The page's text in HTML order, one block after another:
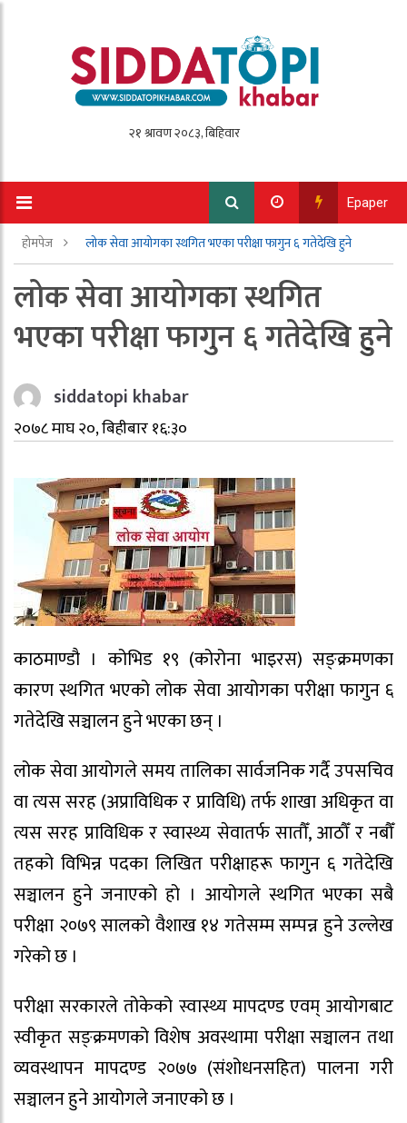
Epaper
होमपेज लोक सेवा आयोगका स्थगित भएका परीक्षा फागुन ६ गतेदेखि हुने
लोक सेवा आयोगका स्थगित
भएका परीक्षा फागुन ६ गतेदेखि हुने
siddatopi khabar
२०७८ माघ २०, बिहीबार १६:३०
काठमाण्डौ । कोभिड १९ (कोरोना भाइरस) सङ्क्रमणका
कारण स्थगित भएको लोक सेवा आयोगका परीक्षा फागुन ६
गतेदेखि सञ्चालन हुने भएका छन् ।
लोक सेवा आयोगले समय तालिका सार्वजनिक गर्दै उपसचिव
वा त्यस सरह (अप्राविधिक र प्राविधि) तर्फ शाखा अधिकृत वा
त्यस सरह प्राविधिक र स्वास्थ्य सेवातर्फ सातौँ, आठौँ र नबौँ
तहको विभिन्न पदका लिखित परीक्षाहरू फागुन ६ गतेदेखि
सञ्चालन हुने जनाएको हो । आयोगले स्थगित भएका सबै
परीक्षा २०७९ सालको वैशाख १४ गतेसम्म सम्पन्न हुने उल्लेख
गरेको छ ।
परीक्षा सरकारले तोकेको स्वास्थ्य मापदण्ड एवम् आयोगबाट
स्वीकृत सङ्क्रमणको विशेष अवस्थामा परीक्षा सञ्चालन तथा
व्यवस्थापन मापदण्ड २०७७ (संशोधनसहित) पालना गरी
सञ्चालन हुने आयोगले जनाएको छ ।